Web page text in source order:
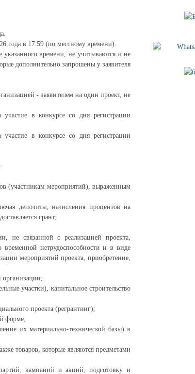
года в 17:59 (по местному времени).
времени, не учитываются и не
дополнительно запрошены у заявителя
- заявителем на один проект, не
в конкурсе со дня регистрации
в конкурсе со дня регистрации
(участникам мероприятий), выраженным
депозиты, начисления процентов на
грант;
не связанной с реализацией проекта,
нетрудоспособности и в виде
мероприятий проекта, приобретение,
организации;
участки), капитальное строительство
проекта (регрантинг);
форме;
их материально-технической базы) в
товаров, которые являются предметами
кампаний и акций, подготовку и